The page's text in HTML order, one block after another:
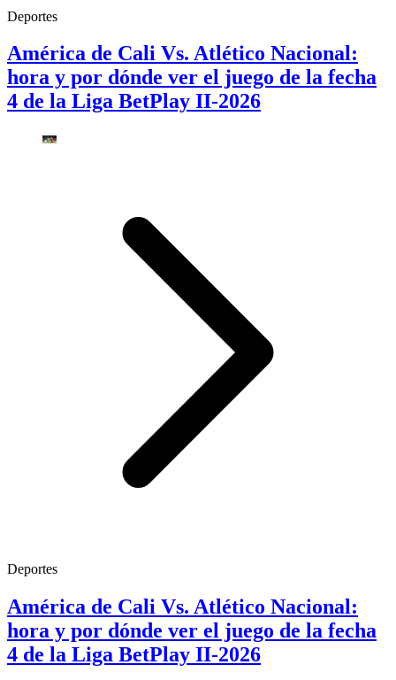
Deportes
América de Cali Vs. Atlético Nacional:
hora y por dónde ver el juego de la fecha
4 de la Liga BetPlay II-2026
Deportes
América de Cali Vs. Atlético Nacional:
hora y por dónde ver el juego de la fecha
4 de la Liga BetPlay II-2026